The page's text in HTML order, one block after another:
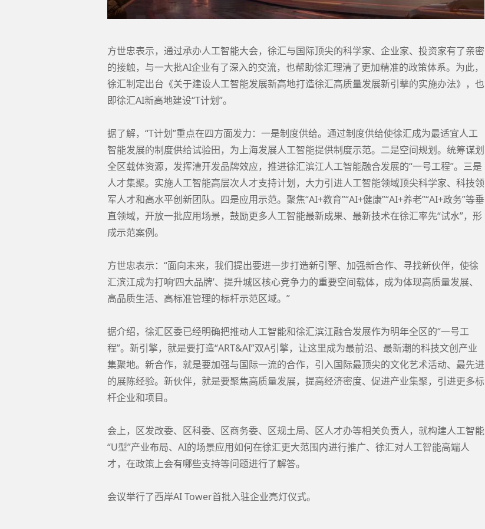
方世忠表示，通过承办人工智能大会，徐汇与国际顶尖的科学家、企业家、投资家有了亲密
的接触，与一大批AI企业有了深入的交流，也帮助徐汇理清了更加精准的政策体系。为此，
徐汇制定出台《关于建设人工智能发展新高地打造徐汇高质量发展新引撃的实施办法》，也
即徐汇AI新高地建设“T计划”。
据了解，“T计划”重点在四方面发力：一是制度供给。通过制度供给使徐汇成为最适宜人工
智能发展的制度供给试验田，为上海发展人工智能提供制度示范。二是空间规划。统筹谋划
全区载体资源，发挥漕开发品牌效应，推进徐汇滨江人工智能融合发展的“一号工程”。三是
人才集聚。实施人工智能高层次人才支持计划，大力引进人工智能领域顶尖科学家、科技领
军人才和高水平创新团队。四是应用示范。聚焦“AI+教育”“AI+健康”“AI+养老”“AI+政务”等垂
直领域，开放一批应用场景，鼓励更多人工智能最新成果、最新技术在徐汇率先“试水”，形
成示范案例。
方世忠表示：“面向未来，我们提出要进一步打造新引擎、加强新合作、寻找新伙伴，使徐
汇滨江成为打响‘四大品牌’、提升城区核心竞争力的重要空间载体，成为体现高质量发展、
高品质生活、高标准管理的标杆示范区域。”
据介绍，徐汇区委已经明确把推动人工智能和徐汇滨江融合发展作为明年全区的“一号工
程”。新引擎，就是要打造“ART&AI”双A引擎，让这里成为最前沿、最新潮的科技文创产业
集聚地。新合作，就是要加强与国际一流的合作，引入国际最顶尖的文化艺术活动、最先进
的展陈经验。新伙伴，就是要聚焦高质量发展，提高经济密度、促进产业集聚，引进更多标
杆企业和项目。
会上，区发改委、区科委、区商务委、区规土局、区人才办等相关负责人，就构建人工智能
“U型”产业布局、AI的场景应用如何在徐汇更大范围内进行推广、徐汇对人工智能高端人
才，在政策上会有哪些支持等问题进行了解答。
会议举行了西岸AI Tower首批入驻企业亮灯仪式。